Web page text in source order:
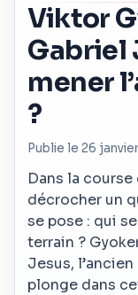
Viktor
Gabriel
mener
?
Publie le 26
Dans la course
décrocher un
se pose : qui
terrain ?
Jesus,
plonge dans